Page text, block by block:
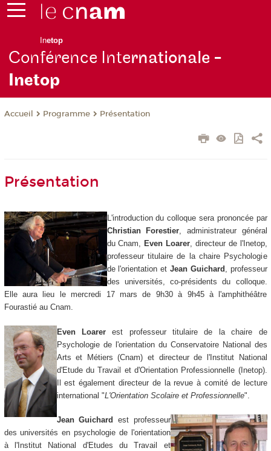
Inetop
Conférence Internationale -
Inetop
Accueil Programme Présentation
Présentation
L'introduction du colloque sera prononcée par
Christian Forestier, administrateur général
du Cnam, Even Loarer, directeur de l'Inetop,
professeur titulaire de la chaire Psychologie
de l'orientation et Jean Guichard , professeur
des universités, co-présidents du colloque.
Elle aura lieu le mercredi 17 mars de 9h30 à 9h45 à l'amphithéâtre
Fourastié au Cnam.
Even Loarerest professeur titulaire de la chaire de
Psychologie de l'orientation du Conservatoire National des
Arts et Métiers (Cnam) et directeur de l'Institut National
d'Etude du Travail et d'Orientation Professionnelle (Inetop).
Il est également directeur de la revue à comité de lecture
international "L'Orientation Scolaire et Professionnelle".
Jean Guichard
est professeur
des universités en psychologie de l'orientation
à l'Institut National d'Etudes du Travail et